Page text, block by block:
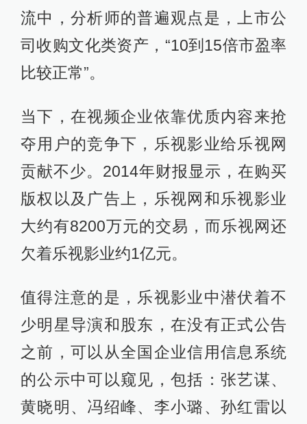
流中，分析师的普遍观点是，上市公
司收购文化类资产，“10到15倍市盈率
比较正常”。
当下，在视频企业依靠优质内容来抢
夺用户的竞争下，乐视影业给乐视网
贡献不少。2014年财报显示，在购买
版权以及广告上，乐视网和乐视影业
大约有8200万元的交易，而乐视网还
欠着乐视影业约1亿元。
值得注意的是，乐视影业中潜伏着不
少明星导演和股东，在没有正式公告
之前，可以从全国企业信用信息系统
的公示中可以窥见，包括：张艺谋、
黄晓明、冯绍峰、李小璐、孙红雷以